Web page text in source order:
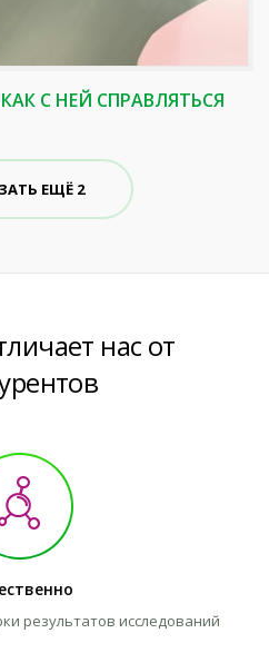
С НЕЙ СПРАВЛЯТЬСЯ
ЕЩЁ 2
нас от
результатов исследований